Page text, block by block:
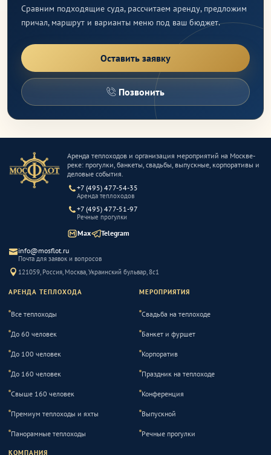
Сравним подходящие суда, рассчитаем аренду, предложим
причал, маршрут и варианты меню под ваш бюджет.
Оставить заявку
Позвонить
Аренда теплоходов и организация мероприятий на Москве-
реке: прогулки, банкеты, свадьбы, выпускные, корпоративы и
деловые события.
+7 (495) 477-54-35
Аренда теплоходов
+7 (495) 477-51-97
Речные прогулки
info@mosflot.ru
Почта для заявок и вопросов
121059, Россия, Москва, Украинский бульвар, 8с1
Max Telegram
АРЕНДА ТЕПЛОХОДА
Все теплоходы
До 60 человек
До 100 человек
До 160 человек
Свыше 160 человек
Премиум теплоходы и яхты
Панорамные теплоходы
МЕРОПРИЯТИЯ
Свадьба на теплоходе
Банкет и фуршет
Корпоратив
Праздник на теплоходе
Конференция
Выпускной
Речные прогулки
КОМПАНИЯ